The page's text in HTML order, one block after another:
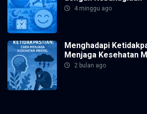
4 minggu ago
Menghadapi
Menjaga Kesehatan
2 bulan ago